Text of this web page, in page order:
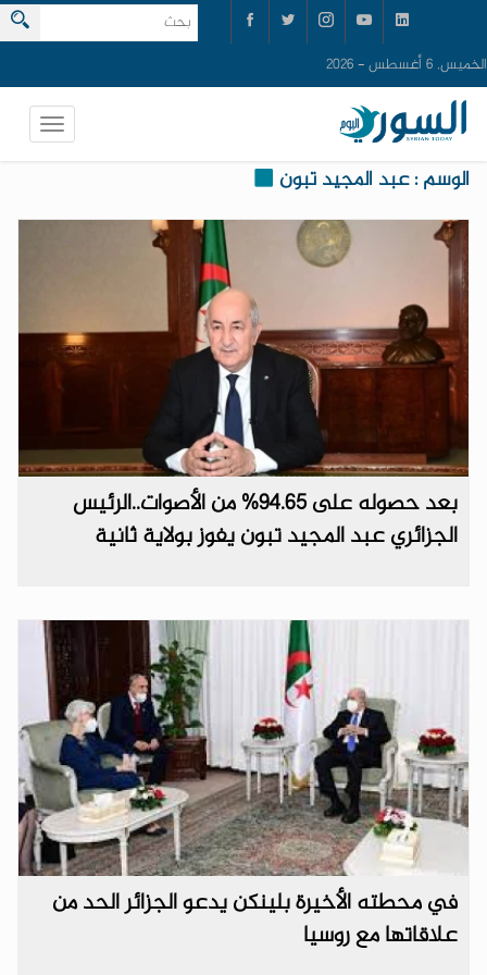
الخميس, 6 أغسطس - 2026
الوسم : عبد المجيد تبون
بعد حصوله على 94.65% من الأصوات..الرئيس
الجزائري عبد المجيد تبون يفوز بولاية ثانية
في محطته الأخيرة بلينكن يدعو الجزائر الحد من
علاقاتها مع روسيا